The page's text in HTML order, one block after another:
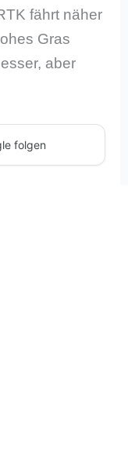
fährt näher
Gras
aber
folgen